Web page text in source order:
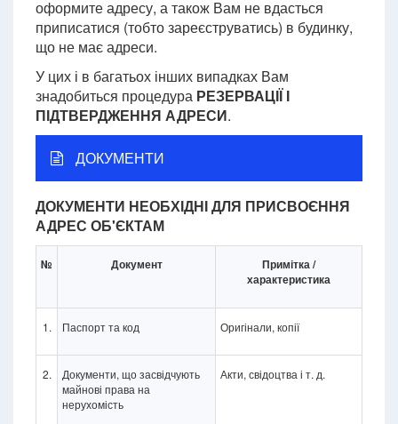
оформите адресу, а також Вам не вдасться
приписатися (тобто зареєструватись) в будинку,
що не має адреси.
У цих і в багатьох інших випадках Вам
знадобиться процедура РЕЗЕРВАЦІЇ І
ПІДТВЕРДЖЕННЯ АДРЕСИ.
ДОКУМЕНТИ
ДОКУМЕНТИ НЕОБХІДНІ ДЛЯ ПРИСВОЄННЯ
АДРЕС ОБ'ЄКТАМ
№ Документ
Примітка /
характеристика
1. Паспорт та код Оригінали, копії
2.
Документи, що засвідчують
майнові права на
нерухомість
Акти, свідоцтва і т. д.